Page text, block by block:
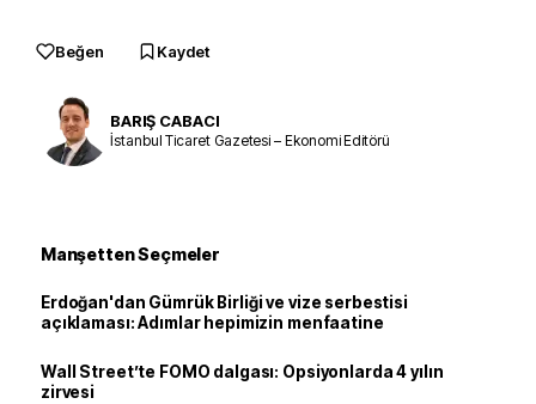
Beğen Kaydet
BARIŞ CABACI
İstanbul Ticaret Gazetesi – Ekonomi Editörü
Manşetten Seçmeler
Erdoğan'dan Gümrük Birliği ve vize serbestisi
açıklaması: Adımlar hepimizin menfaatine
Wall Street’te FOMO dalgası: Opsiyonlarda 4 yılın
zirvesi